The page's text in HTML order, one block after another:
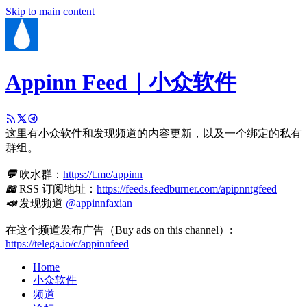
Skip to main content
Appinn Feed｜小众软件
这里有小众软件和发现频道的内容更新，以及一个绑定的私有
群组。
💬吹水群： https://t.me/appinn
📖RSS 订阅地址： https://feeds.feedburner.com/apipnntgfeed
📣发现频道 @appinnfaxian
在这个频道发布广告（Buy ads on this channel）:
https://telega.io/c/appinnfeed
Home
小众软件
频道